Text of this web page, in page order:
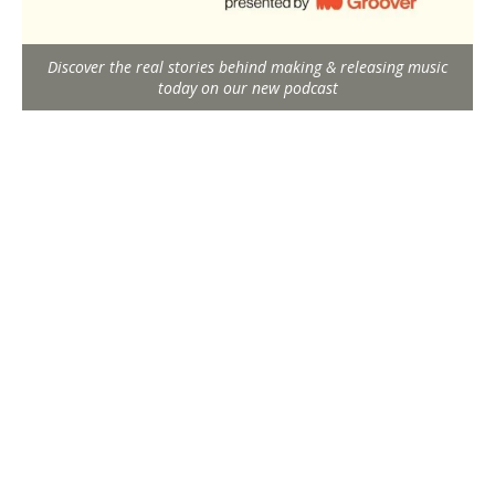
Discover the real stories behind making & releasing music
today on our new podcast